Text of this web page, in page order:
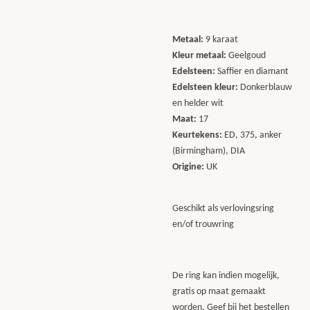
Metaal: 9 karaat
Kleur metaal: Geelgoud
Edelsteen: Saffier en diamant
Edelsteen kleur: Donkerblauw
en helder wit
Maat: 17
Keurtekens: ED, 375, anker
(Birmingham), DIA
Origine: UK
Geschikt als verlovingsring
en/of trouwring
De ring kan indien mogelijk,
gratis op maat gemaakt
worden. Geef bij het bestellen